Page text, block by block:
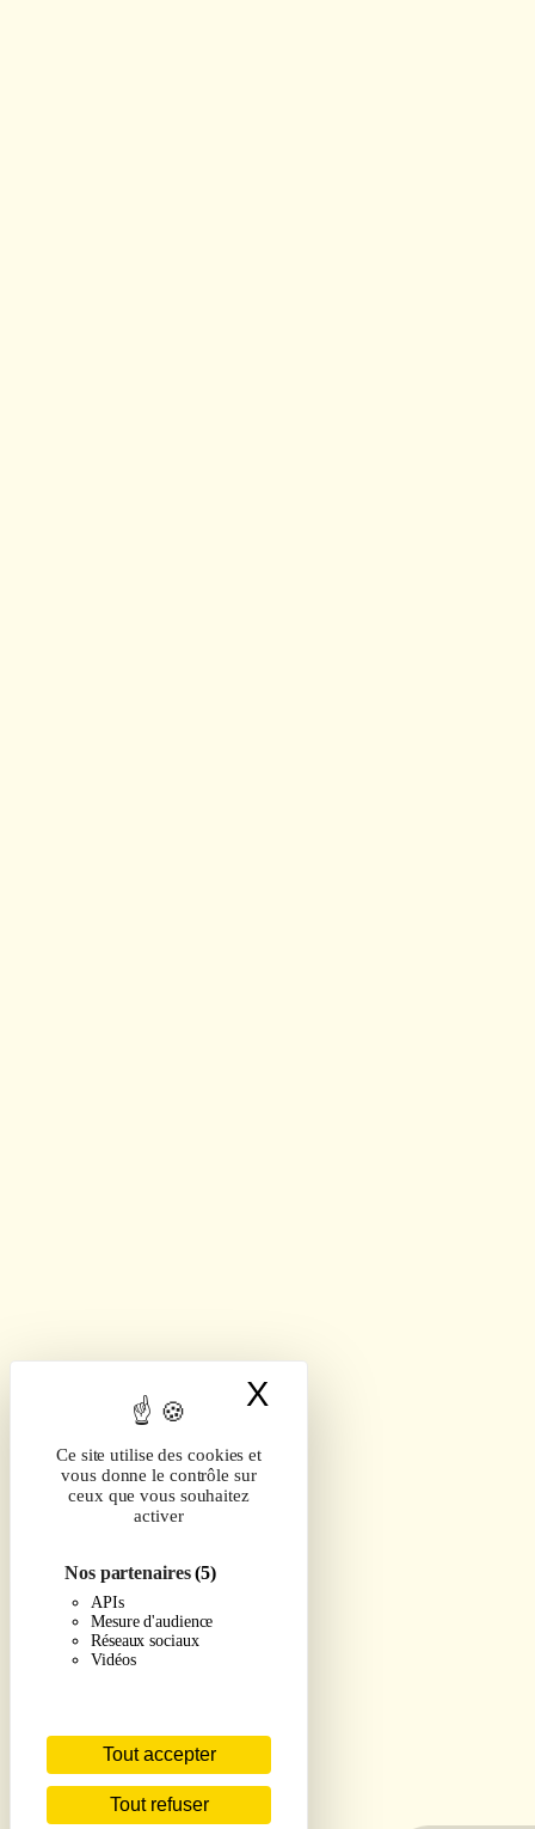
Ce site utilise des cookies et
vous donne le contrôle sur
ceux que vous souhaitez
activer
Nos partenaires(5)
APIs
Mesure d'audience
Réseaux sociaux
Vidéos
Tout accepter
Tout refuser
X